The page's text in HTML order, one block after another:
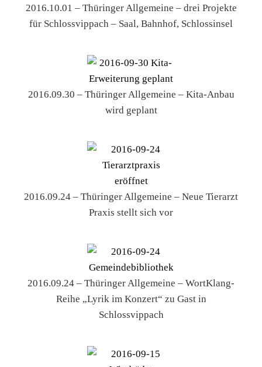
2016.10.01 – Thüringer Allgemeine – drei Projekte
für Schlossvippach – Saal, Bahnhof, Schlossinsel
2016.09.30 – Thüringer Allgemeine – Kita-Anbau
wird geplant
2016.09.24 – Thüringer Allgemeine – Neue Tierarzt
Praxis stellt sich vor
2016.09.24 – Thüringer Allgemeine – WortKlang-
Reihe „Lyrik im Konzert“ zu Gast in
Schlossvippach